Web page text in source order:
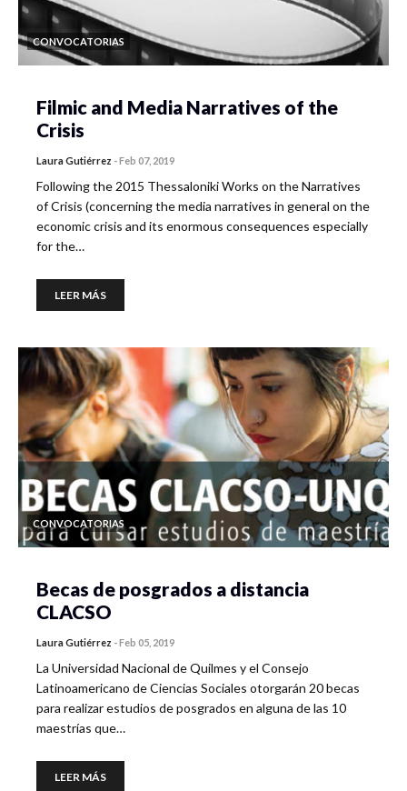
CONVOCATORIAS
Filmic and Media Narratives of the
Crisis
Laura Gutiérrez -Feb 07, 2019
Following the 2015 Thessaloniki Works on the Narratives
of Crisis (concerning the media narratives in general on the
economic crisis and its enormous consequences especially
for the…
LEER MÁS
CONVOCATORIAS
Becas de posgrados a distancia
CLACSO
Laura Gutiérrez -Feb 05, 2019
La Universidad Nacional de Quilmes y el Consejo
Latinoamericano de Ciencias Sociales otorgarán 20 becas
para realizar estudios de posgrados en alguna de las 10
maestrías que…
LEER MÁS